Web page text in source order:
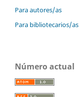
Para autores/as
Para bibliotecarios/as
Número actual